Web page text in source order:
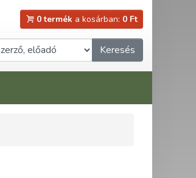
0 termék a kosárban: 0 Ft
Keresés